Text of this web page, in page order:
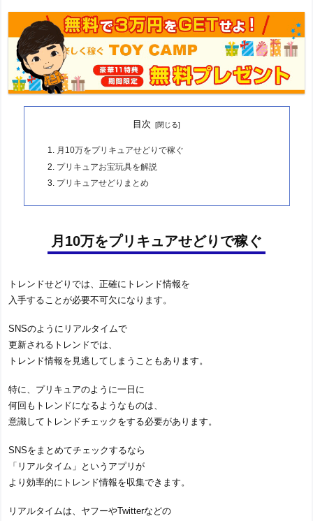
目次
月10万をプリキュアせどりで稼ぐ
プリキュアお宝玩具を解説
プリキュアせどりまとめ
月10万をプリキュアせどりで稼ぐ
トレンドせどりでは、正確にトレンド情報を
入手することが必要不可欠になります。
SNSのようにリアルタイムで
更新されるトレンドでは、
トレンド情報を見逃してしまうこともあります。
特に、プリキュアのように一日に
何回もトレンドになるようなものは、
意識してトレンドチェックをする必要があります。
SNSをまとめてチェックするなら
「リアルタイム」というアプリが
より効率的にトレンド情報を収集できます。
リアルタイムは、ヤフーやTwitterなどの